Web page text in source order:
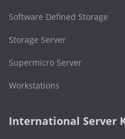
Software Defined Storage
Storage Server
Supermicro Server
Workstations
International Server